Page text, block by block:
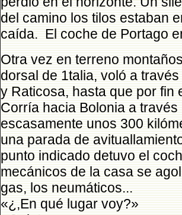
del camino los tilos estaban
caída. El coche de Portago
Otra vez en terreno
dorsal de 1talia, voló a
y Raticosa, hasta que por fin
Corría hacia Bolonia a
escasamente unos 300
una parada de
punto indicado detuvo el
mecánicos de la casa se
gas, los neumáticos...
«¿,En qué lugar voy?»